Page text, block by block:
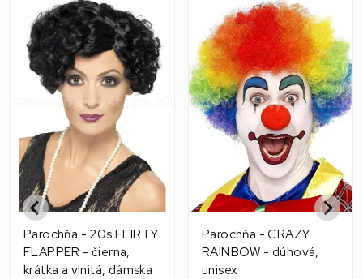
Parochňa - 20s FLIRTY
FLAPPER - čierna,
krátka a vlnitá, dámska
Parochňa - CRAZY
RAINBOW - dúhová,
unisex